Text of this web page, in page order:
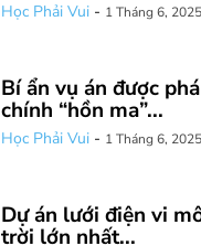
Học Phải Vui - 1 Tháng 6, 2025
Bí ẩn vụ án được
chính “hồn ma”...
Học Phải Vui - 1 Tháng 6, 2025
Dự án lưới điện vi
trời lớn nhất...